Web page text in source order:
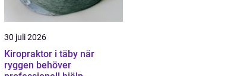
30 juli 2026
Kiropraktor i täby när
ryggen behöver